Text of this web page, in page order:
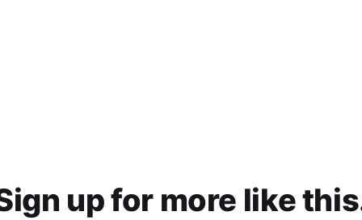
up for more like